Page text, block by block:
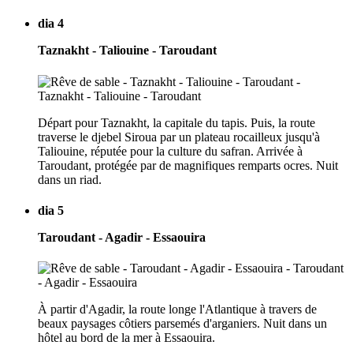
dia 4
Taznakht - Taliouine - Taroudant
Départ pour Taznakht, la capitale du tapis. Puis, la route
traverse le djebel Siroua par un plateau rocailleux jusqu'à
Taliouine, réputée pour la culture du safran. Arrivée à
Taroudant, protégée par de magnifiques remparts ocres. Nuit
dans un riad.
dia 5
Taroudant - Agadir - Essaouira
À partir d'Agadir, la route longe l'Atlantique à travers de
beaux paysages côtiers parsemés d'arganiers. Nuit dans un
hôtel au bord de la mer à Essaouira.